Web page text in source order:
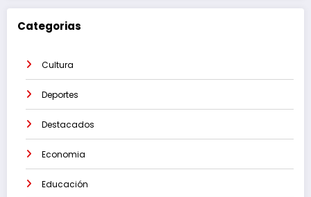
Categorias
Cultura
Deportes
Destacados
Economia
Educación